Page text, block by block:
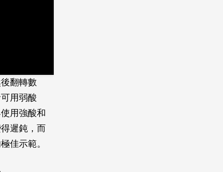
翻轉數
用弱酸
用強酸和
遲鈍，而
佳示範。